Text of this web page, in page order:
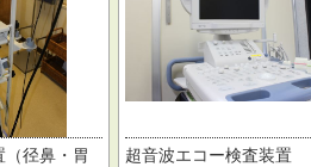
径鼻・胃
超音波エコー検査装置